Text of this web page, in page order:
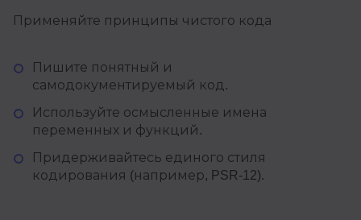
Применяйте принципы чистого кода
Пишите понятный и
самодокументируемый код.
Используйте осмысленные имена
переменных и функций.
Придерживайтесь единого стиля
кодирования (например, PSR-12).